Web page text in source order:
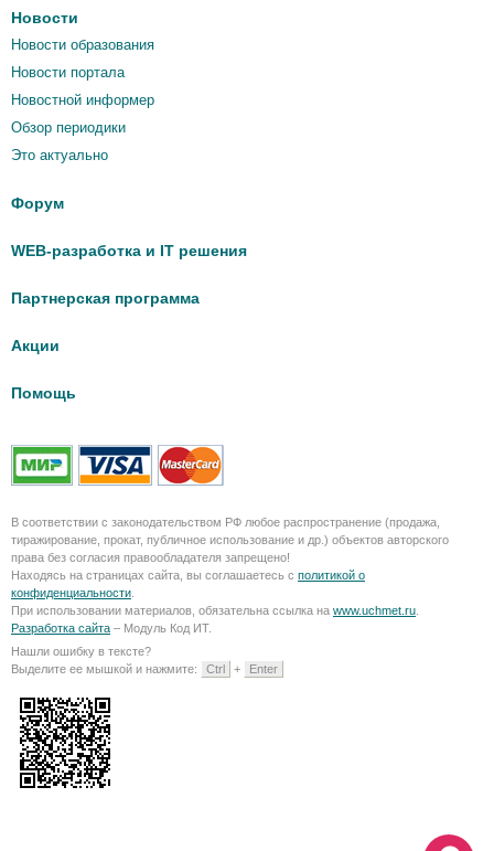
Новости
Новости образования
Новости портала
Новостной информер
Обзор периодики
Это актуально
Форум
WEB-разработка и IT решения
Партнерская программа
Акции
Помощь
В соответствии с законодательством РФ любое распространение (продажа,
тиражирование, прокат, публичное использование и др.) объектов авторского
права без согласия правообладателя запрещено!
Находясь на страницах сайта, вы соглашаетесь с политикой о
конфиденциальности
При использовании материалов, обязательна ссылка на www.uchmet.ru
Разработка сайта – Модуль Код ИТ.
Нашли ошибку в тексте?
Выделите ее мышкой и нажмите:
Ctrl + Enter